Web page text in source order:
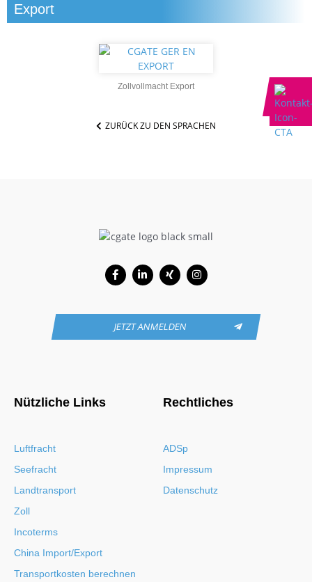
Export
Zollvollmacht Export
ZURÜCK ZU DEN SPRACHEN
Facebook-
f
Linkedin-
in
Xing Instagram
JETZT ANMELDEN
Nützliche Links
Luftfracht
Seefracht
Landtransport
Zoll
Incoterms
China Import/Export
Transportkosten berechnen
Rechtliches
ADSp
Impressum
Datenschutz